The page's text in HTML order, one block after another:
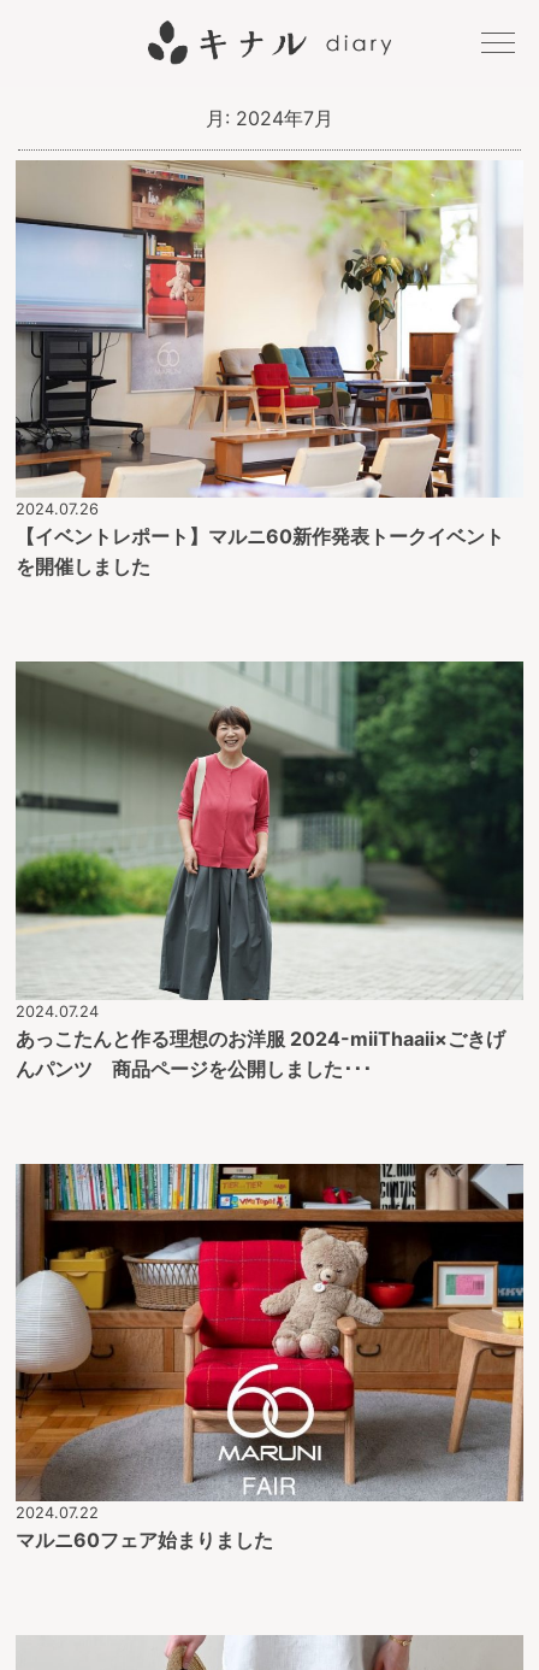
キナル
diary
月: 2024年7月
2024.07.26
【イベントレポート】マルニ60新作発表トークイベント
を開催しました
2024.07.24
あっこたんと作る理想のお洋服 2024-miiThaaii×ごきげ
んパンツ 商品ページを公開しました･･･
2024.07.22
マルニ60フェア始まりました